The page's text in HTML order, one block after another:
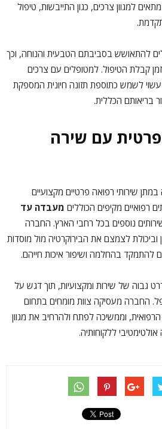
למגוון צרכים, כגון התייבשות, טיפול
להתאושש בסביבתם הטבעית והנוחה, וכך
קבלת הטיפול. למטופלים עם צרכים
עשוי לשמש כתוספת תזונה חיונית המספקת
בריאותם הכללית.
עם שירה
שירותי רפואה פרטיים מקצועיים
רפואיים מקיפים הכוללים מעבדה עד
נוספים בכל רחבי הארץ. החברה
לצמצם את הבירוקרטיה מול מוסדות
להתמקד בהחלמה ושיפור איכות חייהם.
גבוה של שירות ומקצועיות, תוך דגש על
החברה מעסיקה צוות מומחים בתחום
הרפואית, וממשיכה לפתח ולהרחיב את מגוון
ללקוחותיה.